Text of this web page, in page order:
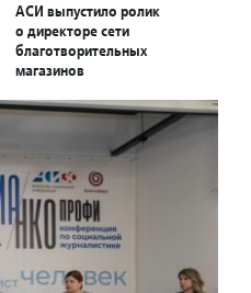
АСИ выпустило ролик
о директоре сети
благотворительных
магазинов